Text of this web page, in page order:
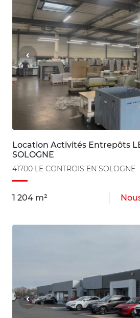
Location Activités Entrepôts
SOLOGNE
41700 LE CONTROIS EN SOLOGNE
1 204 m²